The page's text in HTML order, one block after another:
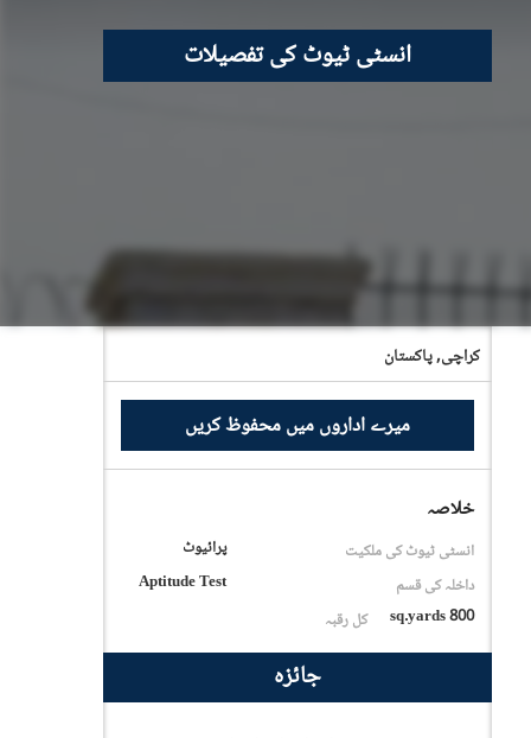
انسٹی ٹیوٹ کی تفصیلات
کراچی,پاکستان
میرے اداروں میں محفوظ کریں
خلاصہ
انسٹی ٹیوٹ کی ملکیت
پرائیوٹ
داخلہ کی قسم
Aptitude Test
کل رقبہ
800 sq.yards
جائزہ